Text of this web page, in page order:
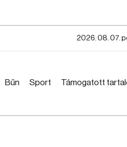
2026. 08. 07.
Bűn Sport Támogatott